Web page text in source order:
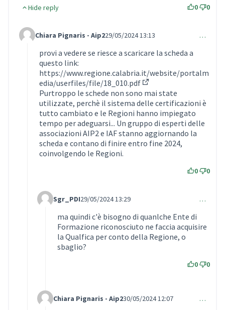
Hide reply 0 0
Comment 930 (reply to comment 929)
Chiara Pignaris - Aip229/05/2024 13:13 …
provi a vedere se riesce a scaricare la scheda a
questo link:
https://www.regione.calabria.it/website/portalm
edia/userfiles/file/18_010.pdf
(External link)
Purtroppo le schede non sono mai state
utilizzate, perchè il sistema delle certificazioni è
tutto cambiato e le Regioni hanno impiegato
tempo per adeguarsi... Un gruppo di esperti delle
associazioni AIP2 e IAF stanno aggiornando la
scheda e contano di finire entro fine 2024,
coinvolgendo le Regioni.
0 0
Comment 931 (reply to comment 930)
Sgr_PDI29/05/2024 13:29 …
ma quindi c'è bisogno di quanlche Ente di
Formazione riconosciuto ne faccia acquisire
la Qualfica per conto della Regione, o
sbaglio?
0 0
Comment 932 (reply to comment 930)
Chiara Pignaris - Aip230/05/2024 12:07 …